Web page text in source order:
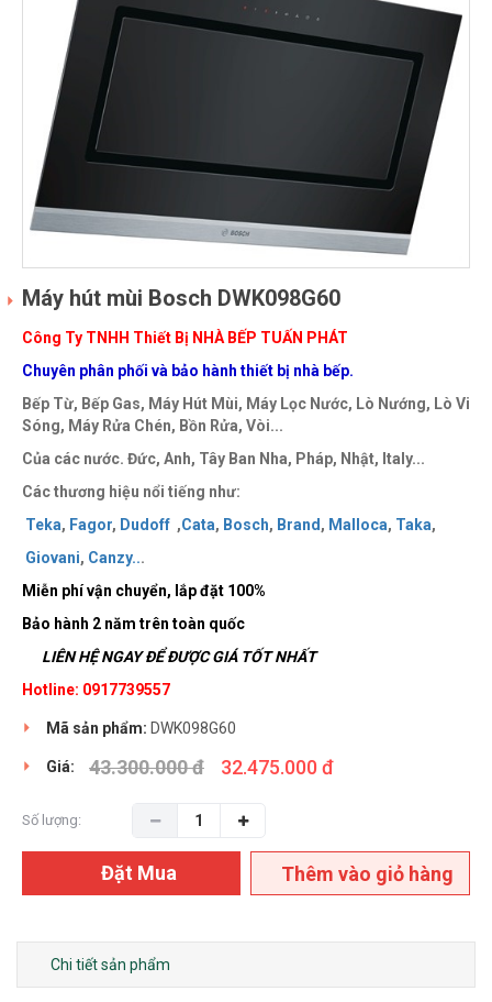
Máy hút mùi Bosch DWK098G60
Công Ty TNHH Thiết Bị NHÀ BẾP TUẤN PHÁT
Chuyên phân phối và bảo hành thiết bị nhà bếp.
Bếp Từ, Bếp Gas, Máy Hút Mùi, Máy Lọc Nước, Lò Nướng, Lò Vi
Sóng, Máy Rửa Chén, Bồn Rửa, Vòi...
Của các nước. Đức, Anh, Tây Ban Nha, Pháp, Nhật, Italy...
Các thương hiệu nổi tiếng như:
Teka, Fagor, Dudoff ,Cata, Bosch, Brand , Malloca, Taka,
Giovani, Canzy...
Miễn phí vận chuyển, lắp đặt 100%
Bảo hành 2 năm trên toàn quốc
LIÊN HỆ NGAY ĐỂ ĐƯỢC GIÁ TỐT NHẤT
Hotline: 0917739557
Mã sản phẩm: DWK098G60
Giá: 43.300.000 đ 32.475.000 đ
Số lượng:
Đặt Mua Thêm vào giỏ hàng
Chi tiết sản phẩm